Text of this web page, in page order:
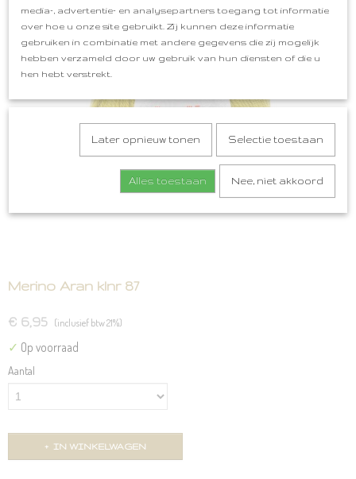
Merino Aran klnr 87
€ 6,95 (inclusief btw 21%)
✓ Op voorraad
Aantal
IN WINKELWAGEN
media-, advertentie- en analysepartners toegang tot informatie
over hoe u onze site gebruikt. Zij kunnen deze informatie
gebruiken in combinatie met andere gegevens die zij mogelijk
hebben verzameld door uw gebruik van hun diensten of die u
hen hebt verstrekt.
Later opnieuw tonen Selectie toestaan
Alles toestaan Nee, niet akkoord